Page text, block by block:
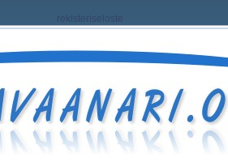
rekisteriseloste